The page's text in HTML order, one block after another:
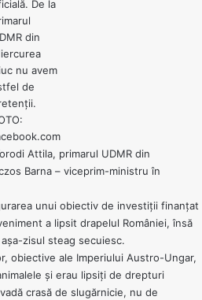
De la
din
nu avem
de
Attila, primarul UDMR din
Barna – viceprim-ministru în
unui obiectiv de investiții finanțat
a lipsit drapelul României, însă
zisul steag secuiesc.
obiective ale Imperiului Austro-Ungar,
și erau lipsiți de drepturi
crasă de slugărnicie, nu de